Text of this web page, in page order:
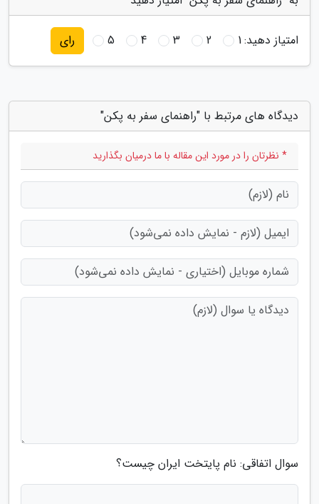
امتیاز دهید:1
2
3
4
5 رای
دیدگاه های مرتبط با "راهنمای سفر به پکن"
* نظرتان را در مورد این مقاله با ما درمیان بگذارید
سوال اتفاقی: نام پایتخت ایران چیست؟